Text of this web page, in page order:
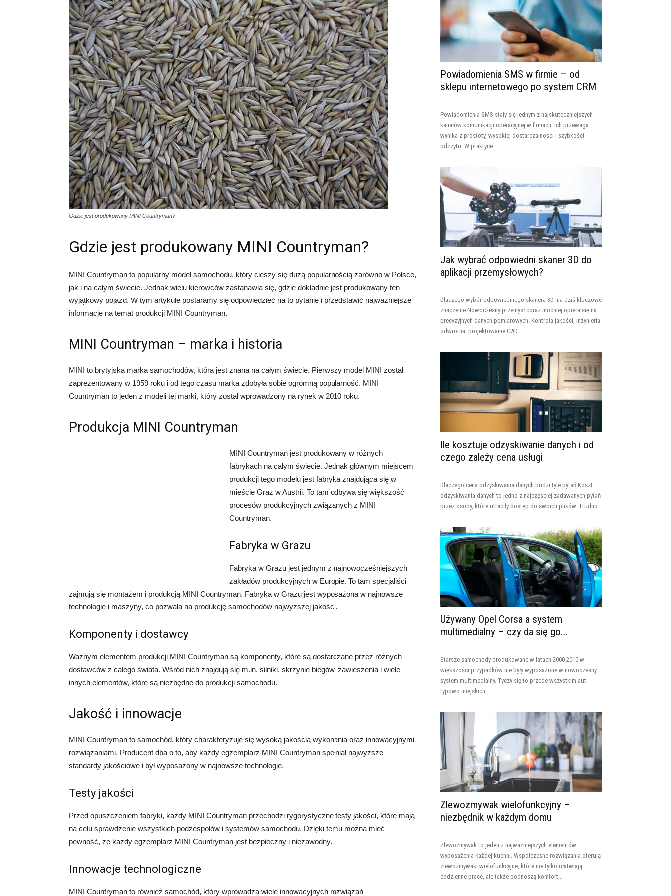
Gdzie jest produkowany MINI Countryman?
Gdzie jest produkowany MINI Countryman?
MINI Countryman to popularny model samochodu, który cieszy się dużą popularnością zarówno w Polsce,
jak i na całym świecie. Jednak wielu kierowców zastanawia się, gdzie dokładnie jest produkowany ten
wyjątkowy pojazd. W tym artykule postaramy się odpowiedzieć na to pytanie i przedstawić najważniejsze
informacje na temat produkcji MINI Countryman.
MINI Countryman – marka i historia
MINI to brytyjska marka samochodów, która jest znana na całym świecie. Pierwszy model MINI został
zaprezentowany w 1959 roku i od tego czasu marka zdobyła sobie ogromną popularność. MINI
Countryman to jeden z modeli tej marki, który został wprowadzony na rynek w 2010 roku.
Produkcja MINI Countryman
MINI Countryman jest produkowany w różnych
fabrykach na całym świecie. Jednak głównym miejscem
produkcji tego modelu jest fabryka znajdująca się w
mieście Graz w Austrii. To tam odbywa się większość
procesów produkcyjnych związanych z MINI
Countryman.
Fabryka w Grazu
Fabryka w Grazu jest jednym z najnowocześniejszych
zakładów produkcyjnych w Europie. To tam specjaliści
zajmują się montażem i produkcją MINI Countryman. Fabryka w Grazu jest wyposażona w najnowsze
technologie i maszyny, co pozwala na produkcję samochodów najwyższej jakości.
Komponenty i dostawcy
Ważnym elementem produkcji MINI Countryman są komponenty, które są dostarczane przez różnych
dostawców z całego świata. Wśród nich znajdują się m.in. silniki, skrzynie biegów, zawieszenia i wiele
innych elementów, które są niezbędne do produkcji samochodu.
Jakość i innowacje
MINI Countryman to samochód, który charakteryzuje się wysoką jakością wykonania oraz innowacyjnymi
rozwiązaniami. Producent dba o to, aby każdy egzemplarz MINI Countryman spełniał najwyższe
standardy jakościowe i był wyposażony w najnowsze technologie.
Testy jakości
Przed opuszczeniem fabryki, każdy MINI Countryman przechodzi rygorystyczne testy jakości, które mają
na celu sprawdzenie wszystkich podzespołów i systemów samochodu. Dzięki temu można mieć
pewność, że każdy egzemplarz MINI Countryman jest bezpieczny i niezawodny.
Innowacje technologiczne
MINI Countryman to również samochód, który wprowadza wiele innowacyjnych rozwiązań
Powiadomienia SMS w firmie – od
sklepu internetowego po system CRM
Powiadomienia SMS stały się jednym z najskuteczniejszych
kanałów komunikacji operacyjnej w firmach. Ich przewaga
wynika z prostoty, wysokiej dostarczalności i szybkości
odczytu. W praktyce...
Jak wybrać odpowiedni skaner 3D do
aplikacji przemysłowych?
Dlaczego wybór odpowiedniego skanera 3D ma dziś kluczowe
znaczenie Nowoczesny przemysł coraz mocniej opiera się na
precyzyjnych danych pomiarowych. Kontrola jakości, inżynieria
odwrotna, projektowanie CAD...
Ile kosztuje odzyskiwanie danych i od
czego zależy cena usługi
Dlaczego cena odzyskiwania danych budzi tyle pytań Koszt
odzyskiwania danych to jedno z najczęściej zadawanych pytań
przez osoby, które utraciły dostęp do swoich plików. Trudno...
Używany Opel Corsa a system
multimedialny – czy da się go...
Starsze samochody produkowane w latach 2000-2010 w
większości przypadków nie były wyposażone w nowoczesny
system multimedialny. Tyczy się to przede wszystkim aut
typowo miejskich,...
Zlewozmywak wielofunkcyjny –
niezbędnik w każdym domu
Zlewozmywak to jeden z najważniejszych elementów
wyposażenia każdej kuchni. Współczesne rozwiązania oferują
zlewozmywaki wielofunkcyjne, które nie tylko ułatwiają
codzienne prace, ale także podnoszą komfort...